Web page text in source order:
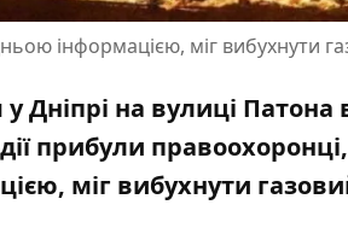
інформацією, міг вибухнути
Дніпрі на вулиці
прибули
міг вибухнути